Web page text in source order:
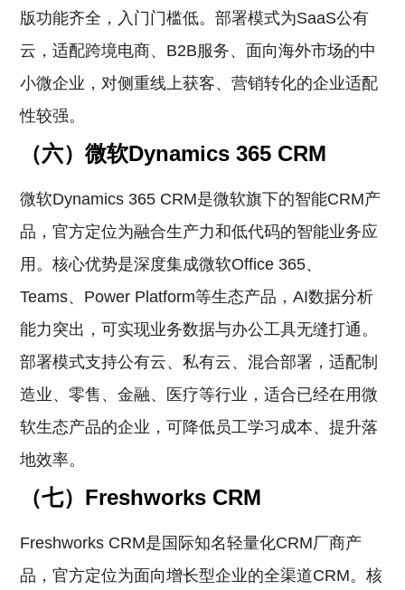
版功能齐全，入门门槛低。部署模式为SaaS公有
云，适配跨境电商、B2B服务、面向海外市场的中
小微企业，对侧重线上获客、营销转化的企业适配
性较强。
（六）微软Dynamics 365 CRM
微软Dynamics 365 CRM是微软旗下的智能CRM产
品，官方定位为融合生产力和低代码的智能业务应
用。核心优势是深度集成微软Office 365、
Teams、Power Platform等生态产品，AI数据分析
能力突出，可实现业务数据与办公工具无缝打通。
部署模式支持公有云、私有云、混合部署，适配制
造业、零售、金融、医疗等行业，适合已经在用微
软生态产品的企业，可降低员工学习成本、提升落
地效率。
（七）Freshworks CRM
Freshworks CRM是国际知名轻量化CRM厂商产
品，官方定位为面向增长型企业的全渠道CRM。核